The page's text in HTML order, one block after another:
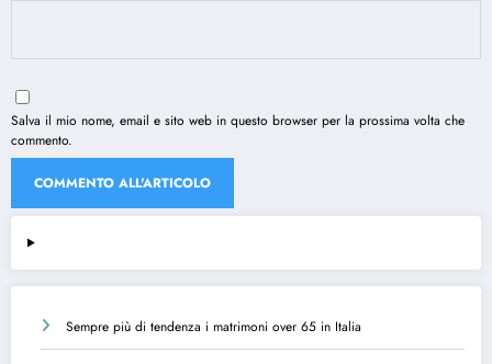
Salva il mio nome, email e sito web in questo browser per la prossima volta che
commento.
Sempre più di tendenza i matrimoni over 65 in Italia